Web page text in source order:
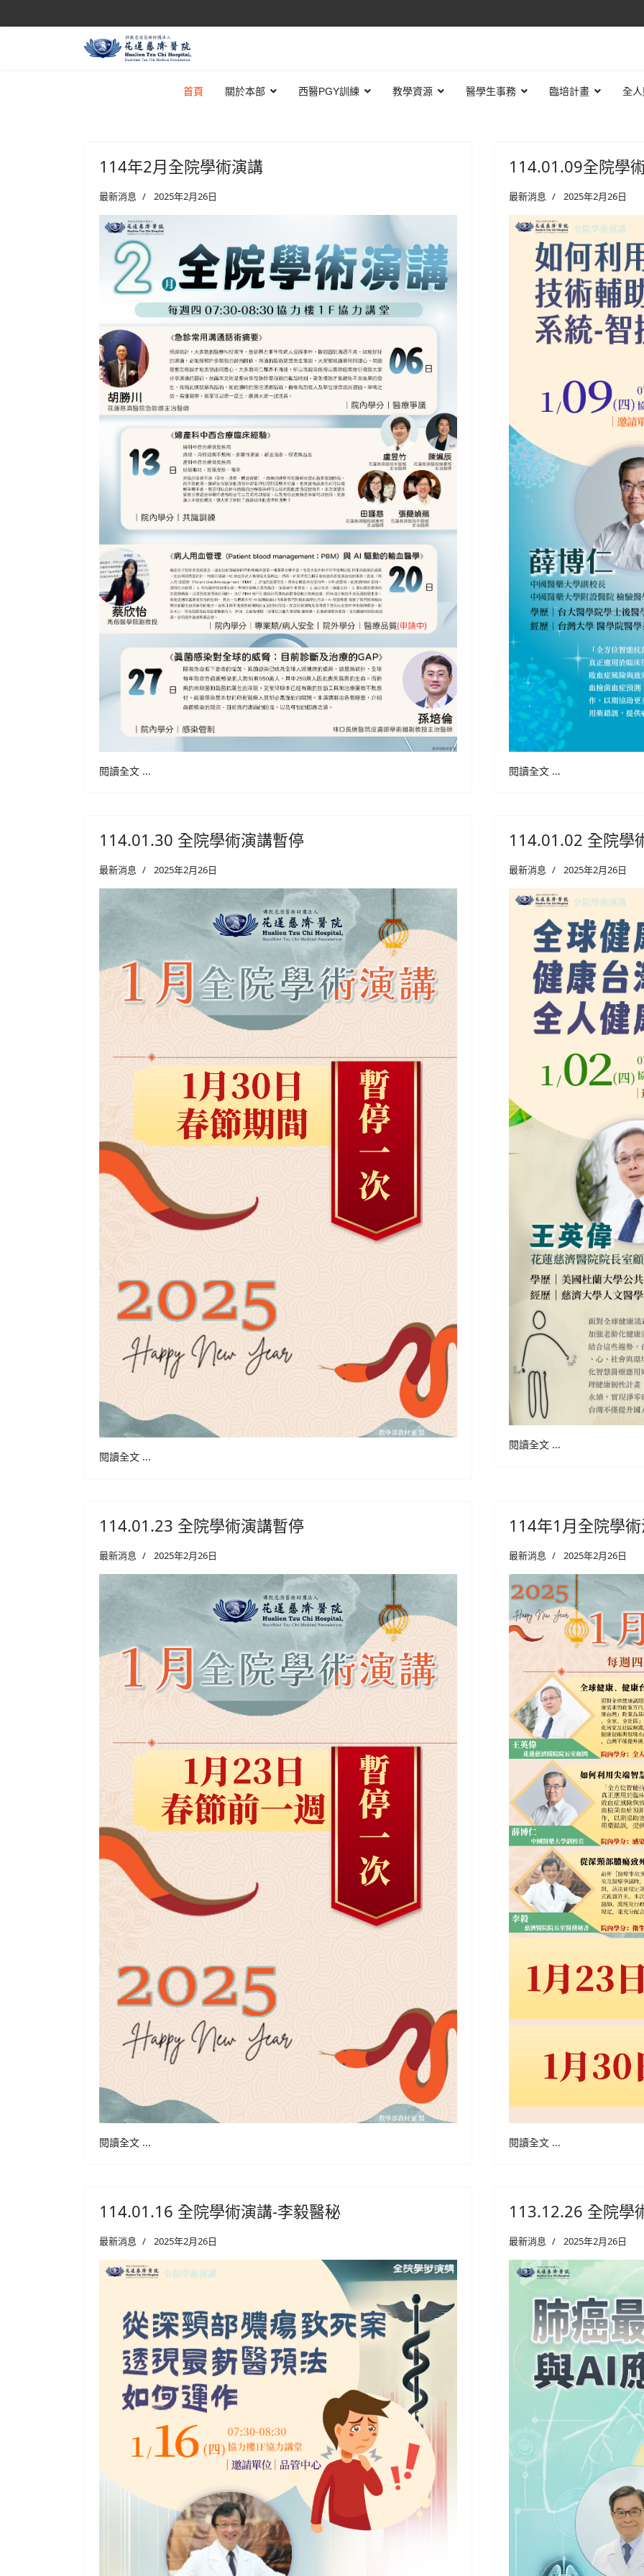
首頁 關於本部 西醫PGY訓練 教學資源 醫學生事務 臨培計畫 全
114年2月全院學術演講
最新消息 2025年2月26日
閱讀全文 ...
114.01.09全院學
最新消息 2025年2月26日
閱讀全文 ...
114.01.30 全院學術演講暫停
最新消息 2025年2月26日
閱讀全文 ...
114.01.02 全院學
最新消息 2025年2月26日
閱讀全文 ...
114.01.23 全院學術演講暫停
最新消息 2025年2月26日
閱讀全文 ...
114年1月全院學
最新消息 2025年2月26日
閱讀全文 ...
114.01.16 全院學術演講-李毅醫秘
最新消息 2025年2月26日
113.12.26 全院學
最新消息 2025年2月26日